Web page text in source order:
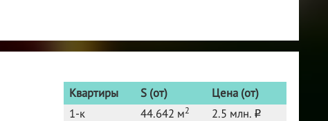
Квартиры S (от)
Цена (от)
1-к
44.642 м2 2.5 млн. o